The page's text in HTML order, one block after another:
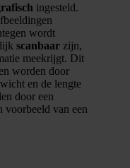
ingesteld.
wordt
scanbaar zijn,
meekrijgt. Dit
worden door
en de lengte
door een
voorbeeld van een